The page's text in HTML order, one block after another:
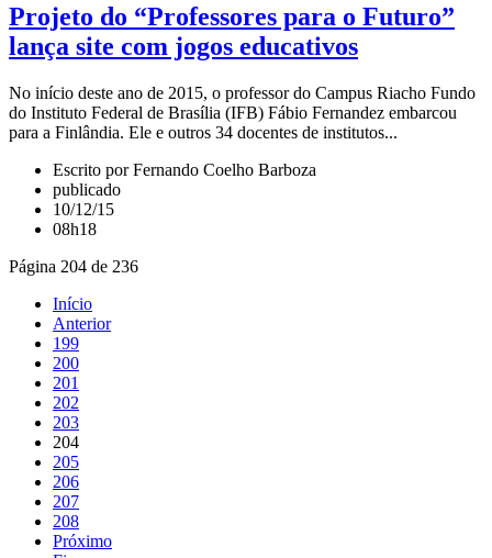
Projeto do “Professores para o Futuro”
lança site com jogos educativos
No início deste ano de 2015, o professor do Campus Riacho Fundo
do Instituto Federal de Brasília (IFB) Fábio Fernandez embarcou
para a Finlândia. Ele e outros 34 docentes de institutos...
Escrito por Fernando Coelho Barboza
publicado
10/12/15
08h18
Página 204 de 236
Início
Anterior
199
200
201
202
203
204
205
206
207
208
Próximo